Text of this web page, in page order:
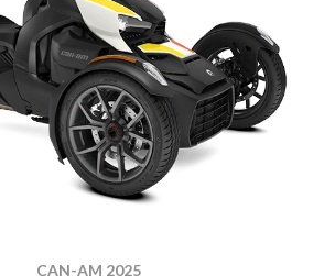
CAN-AM 2025